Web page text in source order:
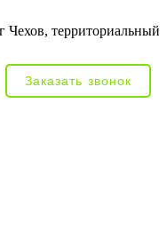
Чехов, территориальный
Заказать звонок